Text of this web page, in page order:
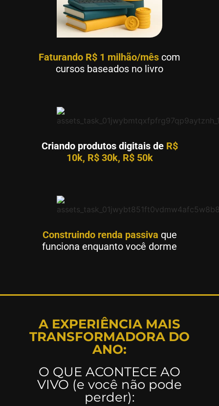
Faturando R$ 1 milhão/mês com
cursos baseados no livro
Criando produtos digitais deR$
10k, R$ 30k, R$ 50k
Construindo renda passiva que
funciona enquanto você dorme
A EXPERIÊNCIA MAIS
TRANSFORMADORA DO
ANO:
O QUE ACONTECE AO
VIVO (e você não pode
perder):